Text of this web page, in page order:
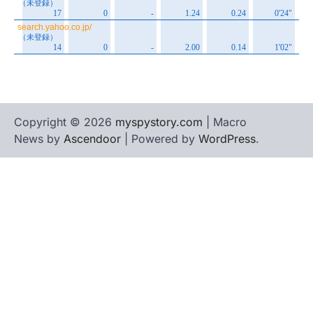
Copyright © 2026 myspystory.com | Macro
News by Ascendoor | Powered by WordPress.